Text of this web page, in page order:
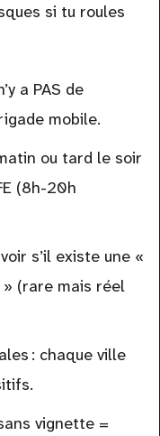
si tu roules
a PAS de
mobile.
ou tard le soir
(8h-20h
s’il existe une «
(rare mais réel
: chaque ville
vignette =